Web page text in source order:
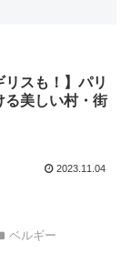
リスも！】パリ
る美しい村・街
2023.11.04
ベルギー